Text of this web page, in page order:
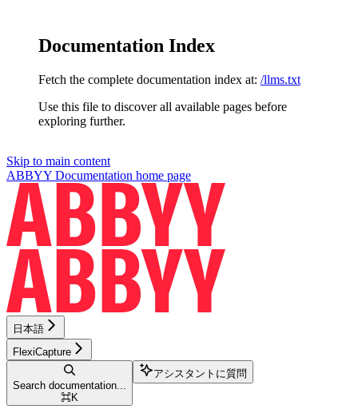
Documentation Index
Fetch the complete documentation index at: /llms.txt
Use this file to discover all available pages before
exploring further.
Skip to main content
ABBYY Documentation home page
日本語
FlexiCapture
Search documentation...
⌘K
アシスタントに質問